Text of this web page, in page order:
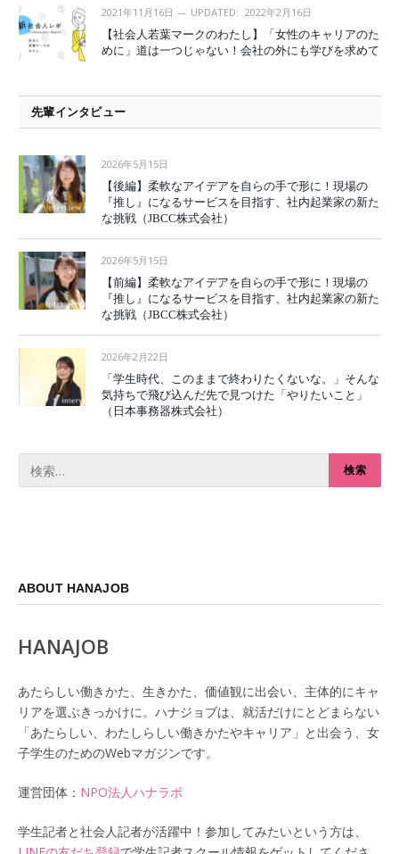
2021年11月16日 UPDATED: 2022年2月16日
【社会人若葉マークのわたし】「女性のキャリアのた
めに」道は一つじゃない！会社の外にも学びを求めて
先輩インタビュー
2026年5月15日
【後編】柔軟なアイデアを自らの手で形に！現場の
『推し』になるサービスを目指す、社内起業家の新た
な挑戦（JBCC株式会社）
2026年5月15日
【前編】柔軟なアイデアを自らの手で形に！現場の
『推し』になるサービスを目指す、社内起業家の新た
な挑戦（JBCC株式会社）
2026年2月22日
「学生時代、このままで終わりたくないな。」そんな
気持ちで飛び込んだ先で見つけた「やりたいこと」
（日本事務器株式会社）
ABOUT HANAJOB
HANAJOB
あたらしい働きかた、生きかた、価値観に出会い、主体的にキャ
リアを選ぶきっかけに。ハナジョブは、就活だけにとどまらない
「あたらしい、わたしらしい働きかたやキャリア」と出会う、女
子学生のためのWebマガジンです。
運営団体： NPO法人ハナラボ
学生記者と社会人記者が活躍中！参加してみたいという方は、